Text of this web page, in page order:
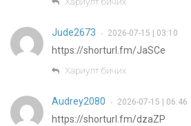
Jude2673 • 2026-07-15 | 03:10
https://shorturl.fm/JaSCe
Хариулт бичих
Audrey2080 • 2026-07-15 | 06:46
https://shorturl.fm/dzaZP